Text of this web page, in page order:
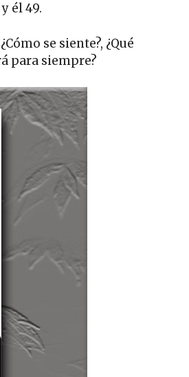
él 49.
se siente?, ¿Qué
para siempre?